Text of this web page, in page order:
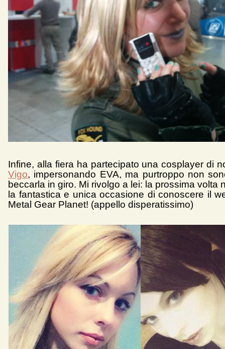
Infine, alla fiera ha partecipato una cosplayer di
Vigo, impersonando EVA, ma purtroppo non
beccarla in giro. Mi rivolgo a lei: la prossima volta
la fantastica e unica occasione di conoscere il
Metal Gear Planet! (appello disperatissimo)